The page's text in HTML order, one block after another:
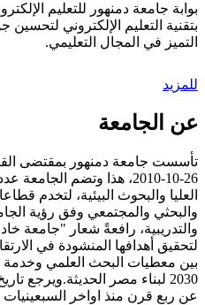
بوابة جامعة دمنهور للتعليم
بتقنية التعليم الإلكتروني
التميز في المجال التعليمي.
للمزيد
عن الجامعة
العليا والبحوث البيئية، لتخدم
والبحثي والمجتمعي وفق رؤية
والتدريبية، رافعةً شعار "جامعة
لتحقيق أهدافها المنشودة في
بين معطيات البحث العلمي وخدمة
2030 لبناء مصر الحديثة.ويرجع
عن ربع قرن منذ اواخر